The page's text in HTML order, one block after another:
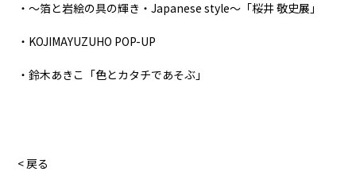
・〜箔と岩絵の具の輝き・Japanese style〜「桜井 敬史展」
・KOJIMAYUZUHO POP-UP
・鈴木あきこ「色とカタチであそぶ」
< 戻る